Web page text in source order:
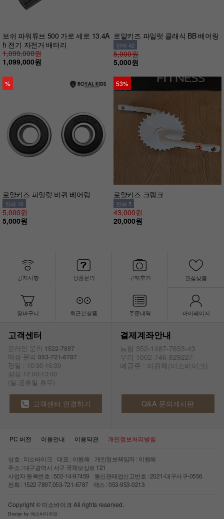
보쉬 파워튜브 500 가로 세로 13.4A
h 전기 자전거 배터리
1,099,000원
1,099,000원
로얄키즈 파일럿 클래식 BB 베어링
판매 42
5,000원
5,000원
%
로얄키즈 파일럿 바퀴 베어링
판매 16
5,000원
5,000원
53%
로얄키즈 크랭크
판매 5
43,000원
20,000원
공지사항 상품문의 구매후기 관심상품
장바구니 최근본상품 주문내역 마이페이지
고객센터
온라인 문의 1522-7897
매장 문의 053-721-6787
평일 : 10:30-16:30
점심 12:00-13:00
(일.공휴일 휴무)
결제계좌안내
농협 352-1487-7653-43
우리 1002-746-829227
예금주 : 이원해(미소바이크)
고객센터 연결하기 Q&A 문의게시판
PC 버전 이용안내 이용약관 개인정보처리방침
상호 : 미소바이크 대표 : 이원해 개인정보책임자 : 이원해
주소 : 대구광역시 서구 국채보상로 121
사업자 등록번호 : 502-14-97459 통신판매업신고번호 : 2021-대구서구-0556
전화 : 1522-7897,053-721-6787 팩스 : 053-953-0213
Copyright © 미소바이크 All rights reserved.
Design by 에스비디자인